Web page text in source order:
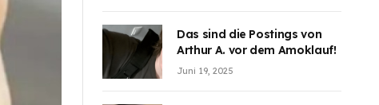
Das sind die Postings von
Arthur A. vor dem Amoklauf!
Juni 19, 2025